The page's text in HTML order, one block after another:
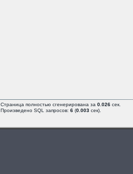
Страница полностью сгенерирована за 0.026 сек.
Произведено SQL запросов: 6 (0.003 сек).